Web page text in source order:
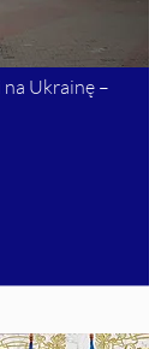
na Ukrainę –